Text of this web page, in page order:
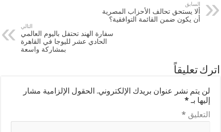
السابق
ألا يستحق تحالف الأحزاب المصرية
أن يكون ضمن القائمة التوافقية؟
التالي
سفارة الهند تحتفل باليوم العالمي
الحادي عشر لليوجا في القاهرة
بمشاركة واسعة
اترك تعليقاً
لن يتم نشر عنوان بريدك الإلكتروني. الحقول الإلزامية مشار
إليها بـ*
التعليق *